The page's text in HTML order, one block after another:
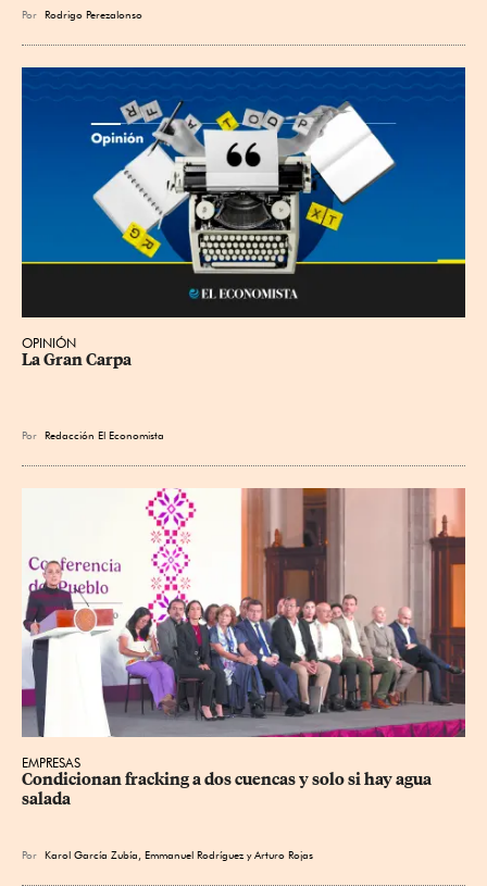
Por Rodrigo Perezalonso
OPINIÓN
La Gran Carpa
Por Redacción El Economista
EMPRESAS
Condicionan fracking a dos cuencas y solo si hay agua
salada
Por Karol García Zubía, Emmanuel Rodríguez yArturo Rojas